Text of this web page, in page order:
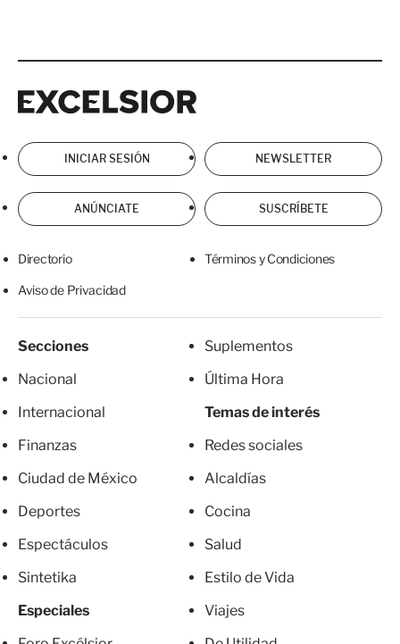
INICIAR SESIÓN NEWSLETTER
ANÚNCIATE SUSCRÍBETE
Directorio Términos y Condiciones
Aviso de Privacidad
Secciones
Nacional
Internacional
Finanzas
Ciudad de México
Deportes
Espectáculos
Sintetika
Especiales
Suplementos
Última Hora
Temas de interés
Redes sociales
Alcaldías
Cocina
Salud
Estilo de Vida
Viajes